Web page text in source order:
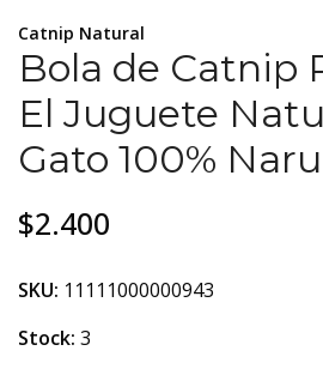
Catnip Natural
Bola de Catnip
El Juguete
Gato 100%
$2.400
SKU: 11111000000943
Stock: 3